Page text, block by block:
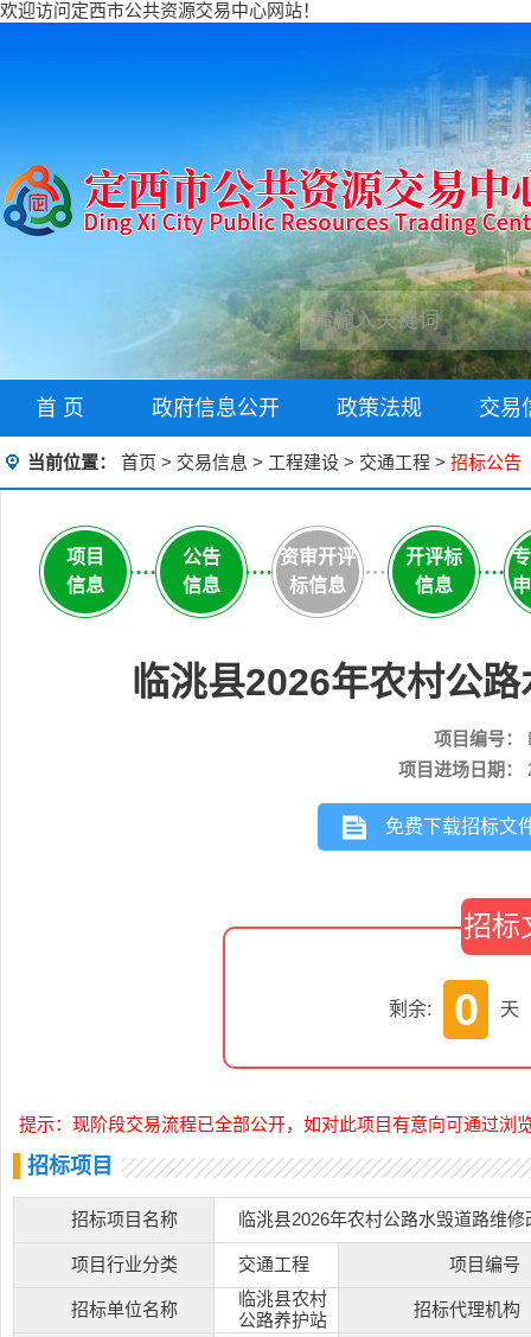
欢迎访问定西市公共资源交易中心网站！
首 页 政府信息公开 政策法规 交易
当前位置： 首页 > 交易信息 > 工程建设 > 交通工程 > 招标公告
项目
信息
公告
信息
资审开评
标信息
开评标
信息
临洮县2026年农村公
项目编号：
项目进场日期：
免费下载招标文
招标
剩余: 0 天
提示：现阶段交易流程已全部公开，如对此项目有意向可通过浏
招标项目
招标项目名称 临洮县2026年农村公路水毁道路维修
项目行业分类 交通工程 项目编号
招标单位名称
临洮县农村
公路养护站
招标代理机构